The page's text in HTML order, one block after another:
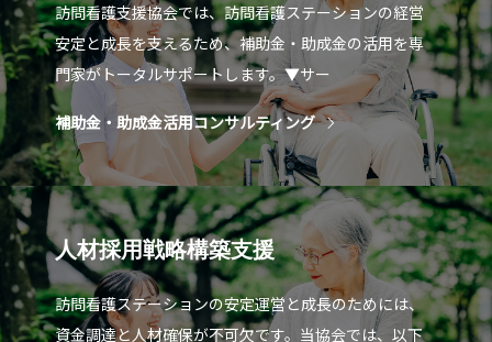
訪問看護支援協会では、訪問看護ステーションの経営
安定と成長を支えるため、補助金・助成金の活用を専
門家がトータルサポートします。▼サー
補助金・助成金活用コンサルティング
人材採用戦略構築支援
訪問看護ステーションの安定運営と成長のためには、
資金調達と人材確保が不可欠です。当協会では、以下